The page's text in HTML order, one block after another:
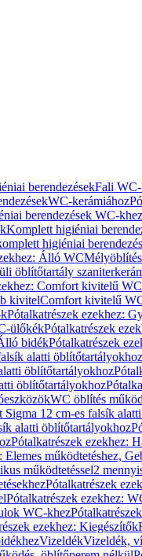
berendezésekFali
WC-kerámiához
berendezések WC-khez
Komplett higiéniai
higiéniai
Álló WC
öblítőtartály
Comfort kivitelű
kivitelComfort kivitelű
Pótalkatrészek ezekhez:
ülőkékPótalkatrészek
bidékPótalkatrészek
alatti öblítőtartályokhoz
öblítőtartályokhoz
öblítőtartályokhoz
WC öblítés
Sigma 12 cm-es falsík
alatti öblítőtartályokhoz
Pótalkatrészek ezekhez:
Elemes működtetéshez,
működtetéssel2
Pótalkatrészek
Pótalkatrészek ezekhez:
WC-khez
ezekhez: Kiegészítők
VizeldékVizeldék,